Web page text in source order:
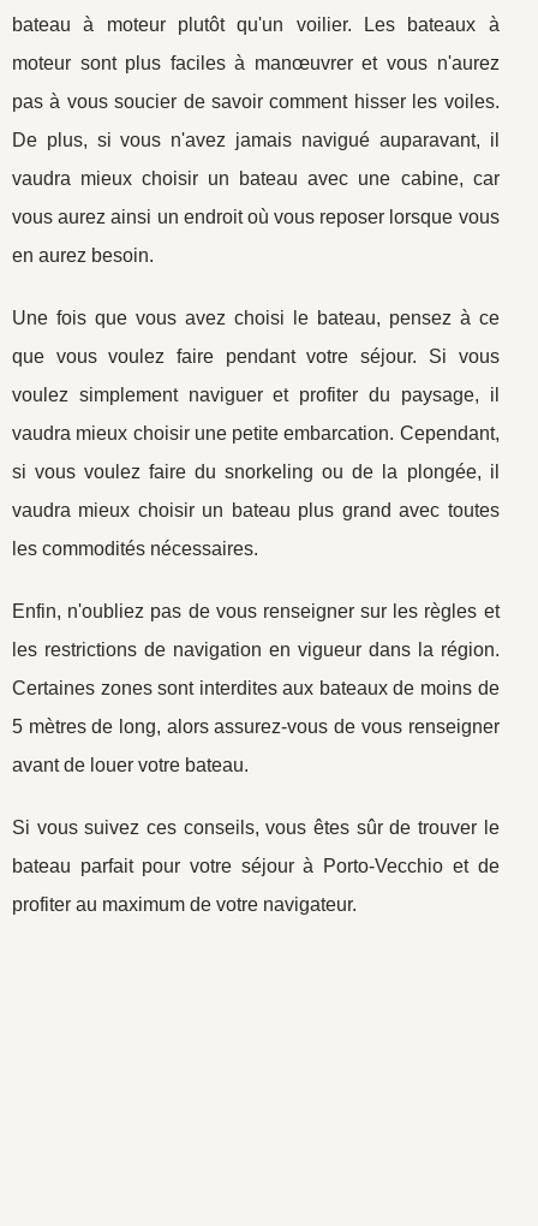
bateau à moteur plutôt qu'un voilier. Les bateaux à
moteur sont plus faciles à manœuvrer et vous n'aurez
pas à vous soucier de savoir comment hisser les voiles.
De plus, si vous n'avez jamais navigué auparavant, il
vaudra mieux choisir un bateau avec une cabine, car
vous aurez ainsi un endroit où vous reposer lorsque vous
en aurez besoin.
Une fois que vous avez choisi le bateau, pensez à ce
que vous voulez faire pendant votre séjour. Si vous
voulez simplement naviguer et profiter du paysage, il
vaudra mieux choisir une petite embarcation. Cependant,
si vous voulez faire du snorkeling ou de la plongée, il
vaudra mieux choisir un bateau plus grand avec toutes
les commodités nécessaires.
Enfin, n'oubliez pas de vous renseigner sur les règles et
les restrictions de navigation en vigueur dans la région.
Certaines zones sont interdites aux bateaux de moins de
5 mètres de long, alors assurez-vous de vous renseigner
avant de louer votre bateau.
Si vous suivez ces conseils, vous êtes sûr de trouver le
bateau parfait pour votre séjour à Porto-Vecchio et de
profiter au maximum de votre navigateur.